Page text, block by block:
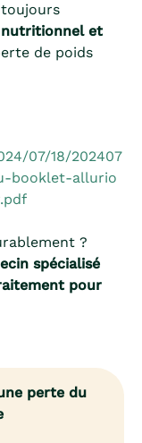
et
de poids
07/18/202407
booklet-allurio
?
spécialisé
pour
perte du